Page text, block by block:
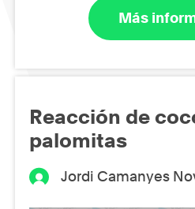
Más
Reacción de
palomitas
Jordi Camanyes